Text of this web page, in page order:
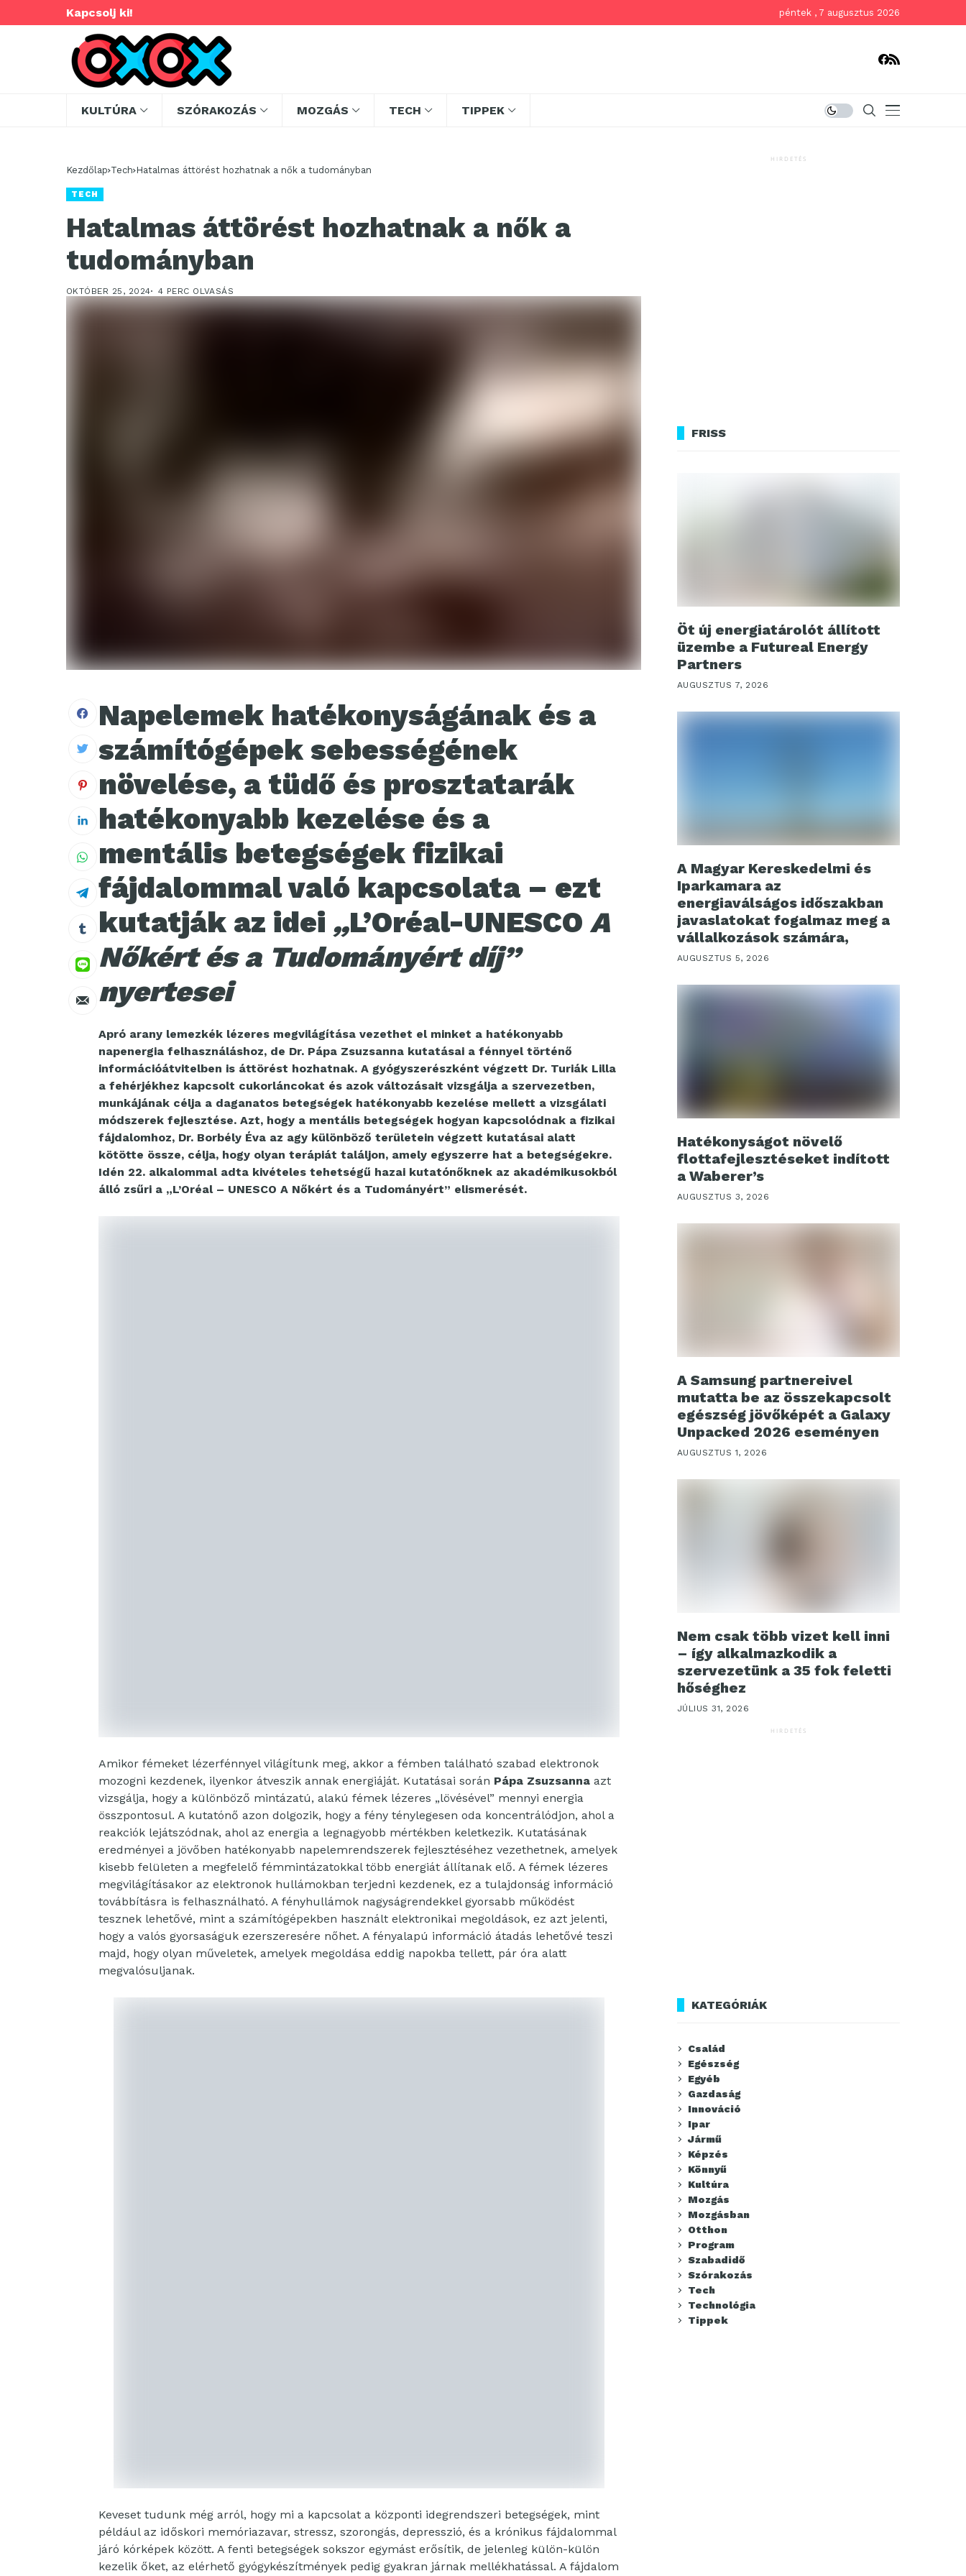
Kapcsolj ki! péntek , 7 augusztus 2026
KULTÚRA SZÓRAKOZÁS MOZGÁS TECH TIPPEK
Kezdőlap Tech Hatalmas áttörést hozhatnak a nők a tudományban
TECH
Hatalmas áttörést hozhatnak a nők a
tudományban
OKTÓBER 25, 2024 4 PERC OLVASÁS
Napelemek hatékonyságának és a
számítógépek sebességének
növelése, a tüdő és prosztatarák
hatékonyabb kezelése és a
mentális betegségek fizikai
fájdalommal való kapcsolata – ezt
kutatják az idei „L’Oréal-UNESCO A
Nőkért és a Tudományért díj”
nyertesei
Apró arany lemezkék lézeres megvilágítása vezethet el minket a hatékonyabb
napenergia felhasználáshoz, de Dr. Pápa Zsuzsanna kutatásai a fénnyel történő
információátvitelben is áttörést hozhatnak. A gyógyszerészként végzett Dr. Turiák Lilla
a fehérjékhez kapcsolt cukorláncokat és azok változásait vizsgálja a szervezetben,
munkájának célja a daganatos betegségek hatékonyabb kezelése mellett a vizsgálati
módszerek fejlesztése. Azt, hogy a mentális betegségek hogyan kapcsolódnak a fizikai
fájdalomhoz, Dr. Borbély Éva az agy különböző területein végzett kutatásai alatt
kötötte össze, célja, hogy olyan terápiát találjon, amely egyszerre hat a betegségekre.
Idén 22. alkalommal adta kivételes tehetségű hazai kutatónőknek az akadémikusokból
álló zsűri a „L’Oréal – UNESCO A Nőkért és a Tudományért” elismerését.
Amikor fémeket lézerfénnyel világítunk meg, akkor a fémben található szabad elektronok
mozogni kezdenek, ilyenkor átveszik annak energiáját. Kutatásai során Pápa Zsuzsanna azt
vizsgálja, hogy a különböző mintázatú, alakú fémek lézeres „lövésével” mennyi energia
összpontosul. A kutatónő azon dolgozik, hogy a fény ténylegesen oda koncentrálódjon, ahol a
reakciók lejátszódnak, ahol az energia a legnagyobb mértékben keletkezik. Kutatásának
eredményei a jövőben hatékonyabb napelemrendszerek fejlesztéséhez vezethetnek, amelyek
kisebb felületen a megfelelő fémmintázatokkal több energiát állítanak elő. A fémek lézeres
megvilágításakor az elektronok hullámokban terjedni kezdenek, ez a tulajdonság információ
továbbításra is felhasználható. A fényhullámok nagyságrendekkel gyorsabb működést
tesznek lehetővé, mint a számítógépekben használt elektronikai megoldások, ez azt jelenti,
hogy a valós gyorsaságuk ezerszeresére nőhet. A fényalapú információ átadás lehetővé teszi
majd, hogy olyan műveletek, amelyek megoldása eddig napokba tellett, pár óra alatt
megvalósuljanak.
Keveset tudunk még arról, hogy mi a kapcsolat a központi idegrendszeri betegségek, mint
például az időskori memóriazavar, stressz, szorongás, depresszió, és a krónikus fájdalommal
járó kórképek között. A fenti betegségek sokszor egymást erősítik, de jelenleg külön-külön
kezelik őket, az elérhető gyógykészítmények pedig gyakran járnak mellékhatással. A fájdalom
HIRDETÉS
FRISS
Öt új energiatárolót állított
üzembe a Futureal Energy
Partners
AUGUSZTUS 7, 2026
A Magyar Kereskedelmi és
Iparkamara az
energiaválságos időszakban
javaslatokat fogalmaz meg a
vállalkozások számára,
AUGUSZTUS 5, 2026
Hatékonyságot növelő
flottafejlesztéseket indított
a Waberer’s
AUGUSZTUS 3, 2026
A Samsung partnereivel
mutatta be az összekapcsolt
egészség jövőképét a Galaxy
Unpacked 2026 eseményen
AUGUSZTUS 1, 2026
Nem csak több vizet kell inni
– így alkalmazkodik a
szervezetünk a 35 fok feletti
hőséghez
JÚLIUS 31, 2026
HIRDETÉS
KATEGÓRIÁK
Család
Egészség
Egyéb
Gazdaság
Innováció
Ipar
Jármű
Képzés
Könnyű
Kultúra
Mozgás
Mozgásban
Otthon
Program
Szabadidő
Szórakozás
Tech
Technológia
Tippek